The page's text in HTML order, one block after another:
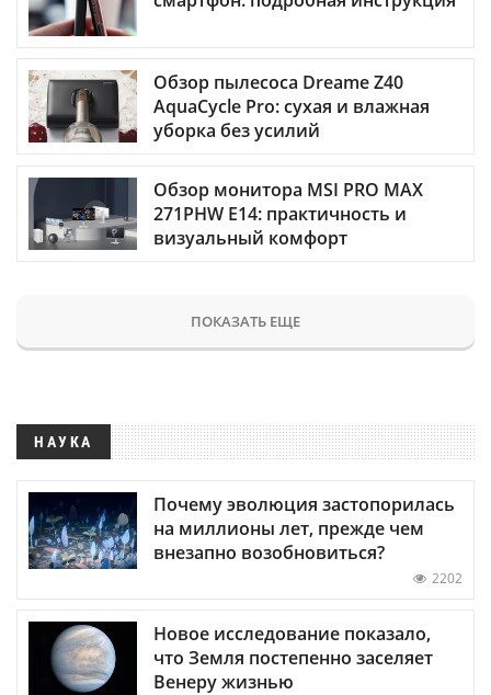
Обзор пылесоса Dreame Z40
AquaCycle Pro: сухая и влажная
уборка без усилий
Обзор монитора MSI PRO MAX
271PHW E14: практичность и
визуальный комфорт
ПОКАЗАТЬ ЕЩЕ
НАУКА
Почему эволюция застопорилась
на миллионы лет, прежде чем
внезапно возобновиться?
2202
Новое исследование показало,
что Земля постепенно заселяет
Венеру жизнью